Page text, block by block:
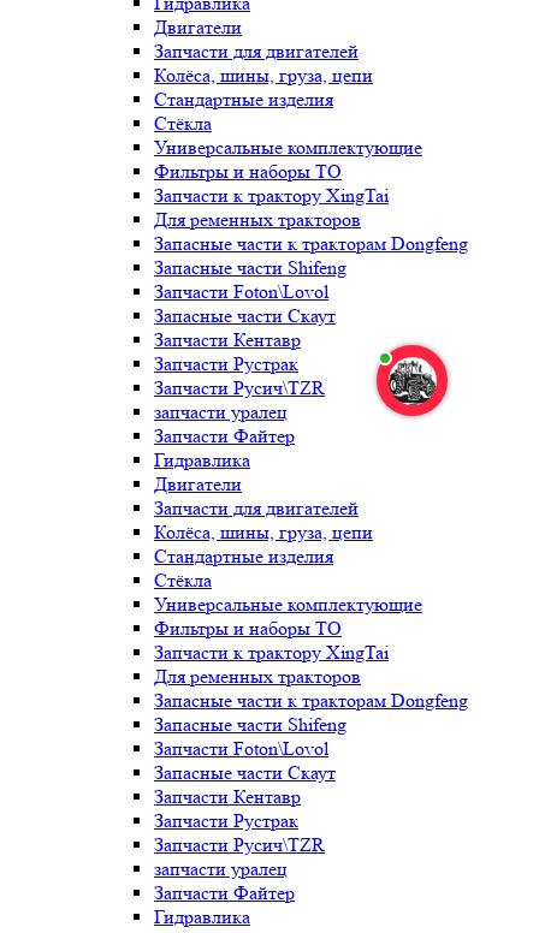
Двигатели
Запчасти для двигателей
Колёса, шины, груза, цепи
Стандартные изделия
Стёкла
Универсальные комплектующие
Фильтры и наборы ТО
Запчасти к трактору XingTai
Для ременных тракторов
Запасные части к тракторам Dongfeng
Запасные части Shifeng
Запчасти Foton\Lovol
Запасные части Скаут
Запчасти Кентавр
Запчасти Рустрак
Запчасти Русич\TZR
запчасти уралец
Запчасти Файтер
Гидравлика
Двигатели
Запчасти для двигателей
Колёса, шины, груза, цепи
Стандартные изделия
Стёкла
Универсальные комплектующие
Фильтры и наборы ТО
Запчасти к трактору XingTai
Для ременных тракторов
Запасные части к тракторам Dongfeng
Запасные части Shifeng
Запчасти Foton\Lovol
Запасные части Скаут
Запчасти Кентавр
Запчасти Рустрак
Запчасти Русич\TZR
запчасти уралец
Запчасти Файтер
Гидравлика